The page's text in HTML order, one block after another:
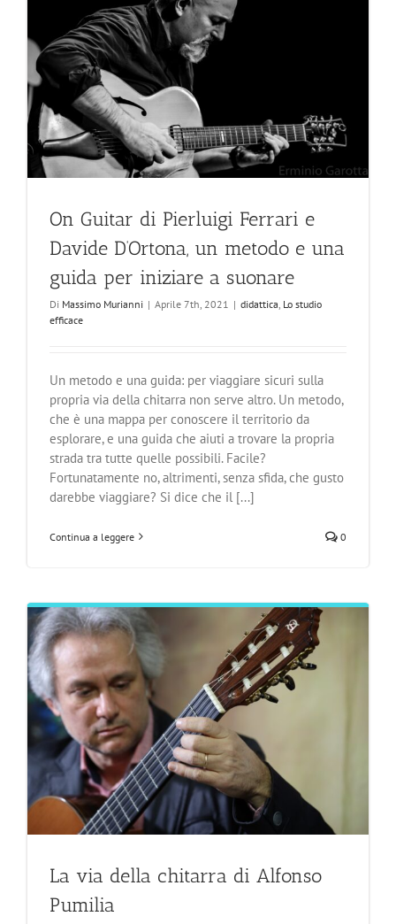
On Guitar di Pierluigi Ferrari e
Davide D’Ortona, un metodo e una
guida per iniziare a suonare
Di Massimo Murianni | Aprile 7th, 2021 | didattica Lo studio
efficace
Un metodo e una guida: per viaggiare sicuri sulla
propria via della chitarra non serve altro. Un metodo,
che è una mappa per conoscere il territorio da
esplorare, e una guida che aiuti a trovare la propria
strada tra tutte quelle possibili. Facile?
Fortunatamente no, altrimenti, senza sfida, che gusto
darebbe viaggiare? Si dice che il [...]
Continua a leggere 0
La via della chitarra di Alfonso
Pumilia